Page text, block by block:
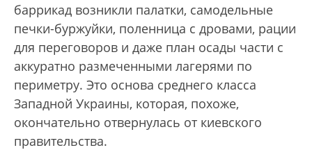
баррикад возникли палатки, самодельные
печки-буржуйки, поленница с дровами, рации
для переговоров и даже план осады части с
аккуратно размеченными лагерями по
периметру. Это основа среднего класса
Западной Украины, которая, похоже,
окончательно отвернулась от киевского
правительства.